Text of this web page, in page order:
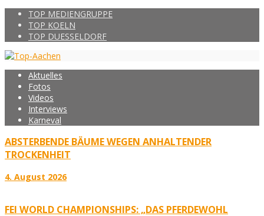
TOP MEDIENGRUPPE
TOP KOELN
TOP DUESSELDORF
Aktuelles
Fotos
Videos
Interviews
Karneval
ABSTERBENDE BÄUME WEGEN ANHALTENDER
TROCKENHEIT
4. August 2026
FEI WORLD CHAMPIONSHIPS: „DAS PFERDEWOHL